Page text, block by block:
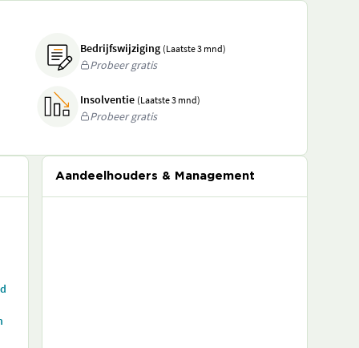
Bedrijfswijziging (Laatste 3 mnd)
Probeer gratis
Insolventie (Laatste 3 mnd)
Probeer gratis
Aandeelhouders & Management